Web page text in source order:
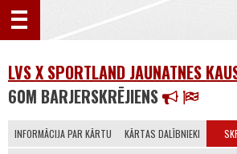
LVS X SPORTLAND JAUNATNES
60M BARJERSKRĒJIENS
INFORMĀCIJA PAR KĀRTU KĀRTAS DALĪBNIEKI